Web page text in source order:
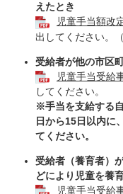
えたとき
児童手当額改
出してください。（
受給者が他の市区
児童手当受給
してください。​
※手当を支給する
日から15日以内に
てください。
受給者（養育者）
どにより児童を養
児童手当受給